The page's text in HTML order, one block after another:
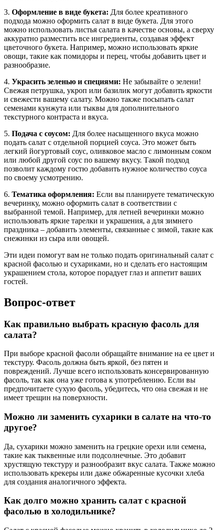
3. Оформление в виде букета: Для более креативного
подхода можно оформить салат в виде букета. Для этого
можно использовать листья салата в качестве основы, а сверху
аккуратно разместить все ингредиенты, создавая эффект
цветочного букета. Например, можно использовать яркие
овощи, такие как помидоры и перец, чтобы добавить цвет и
разнообразие.
4. Украсить зеленью и специями: Не забывайте о зелени!
Свежая петрушка, укроп или базилик могут добавить яркости
и свежести вашему салату. Можно также посыпать салат
семенами кунжута или тыквы для дополнительного
текстурного контраста и вкуса.
5. Подача с соусом: Для более насыщенного вкуса можно
подать салат с отдельной порцией соуса. Это может быть
легкий йогуртовый соус, оливковое масло с лимонным соком
или любой другой соус по вашему вкусу. Такой подход
позволит каждому гостю добавить нужное количество соуса
по своему усмотрению.
6. Тематика оформления: Если вы планируете тематическую
вечеринку, можно оформить салат в соответствии с
выбранной темой. Например, для летней вечеринки можно
использовать яркие тарелки и украшения, а для зимнего
праздника – добавить элементы, связанные с зимой, такие как
снежинки из сыра или овощей.
Эти идеи помогут вам не только подать оригинальный салат с
красной фасолью и сухариками, но и сделать его настоящим
украшением стола, которое порадует глаз и аппетит ваших
гостей.
Вопрос-ответ
Как правильно выбрать красную фасоль для
салата?
При выборе красной фасоли обращайте внимание на ее цвет и
текстуру. Фасоль должна быть яркой, без пятен и
повреждений. Лучше всего использовать консервированную
фасоль, так как она уже готова к употреблению. Если вы
предпочитаете сухую фасоль, убедитесь, что она свежая и не
имеет трещин на поверхности.
Можно ли заменить сухарики в салате на что-то
другое?
Да, сухарики можно заменить на грецкие орехи или семена,
такие как тыквенные или подсолнечные. Это добавит
хрустящую текстуру и разнообразит вкус салата. Также можно
использовать крекеры или даже обжаренные кусочки хлеба
для создания аналогичного эффекта.
Как долго можно хранить салат с красной
фасолью в холодильнике?